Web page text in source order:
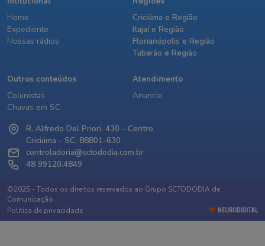
Home
Expediente
Nossas rádios
Criciúma e Região
Itajaí e Região
Florianópolis e Região
Tubarão e Região
Outros conteúdos
Colunistas
Chuvas em SC
Atendimento
Anuncie
R. Alfredo Del Priori, 430 - Centro,
Criciúma - SC, 88801-630
controladoria@sctododia.com.br
48 99120.4849
©2025 - Todos os direitos reservados ao Grupo SCTODODIA de
Comunicação.
Política de privacidade